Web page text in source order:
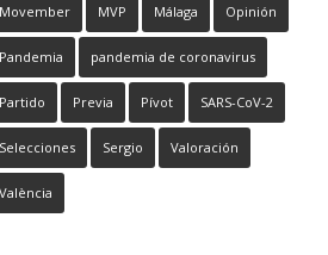
Movember MVP Málaga Opinión
Pandemia pandemia de coronavirus
Partido Previa Pívot SARS-CoV-2
Selecciones Sergio Valoración
València